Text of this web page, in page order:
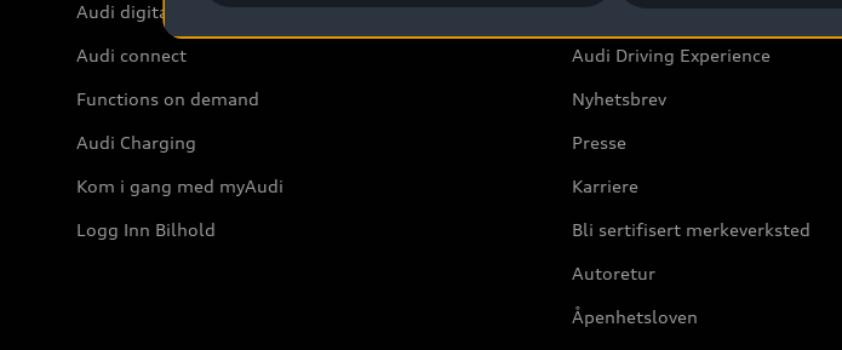
Audi digitale tjenester
Audi connect
Functions on demand
Audi Charging
Kom i gang med myAudi
Logg Inn Bilhold
Kundeservice
Audi Driving Experience
Nyhetsbrev
Presse
Karriere
Bli sertifisert merkeverksted
Autoretur
Åpenhetsloven